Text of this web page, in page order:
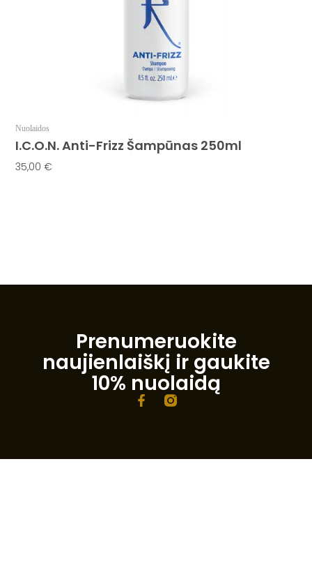
Nuolaidos
I.C.O.N. Anti-Frizz Šampūnas 250ml
35,00€
Prenumeruokite
naujienlaiškį ir gaukite
10% nuolaidą
F
o